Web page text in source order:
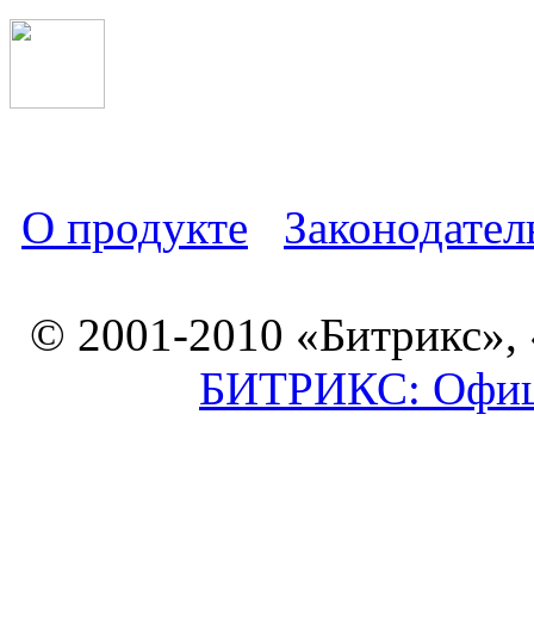
О продукте
© 2001-2010 «Битрикс»,
БИТРИКС: